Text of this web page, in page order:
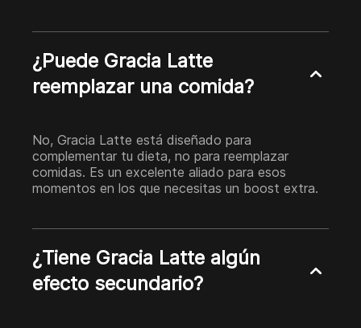
¿Puede Gracia Latte
reemplazar una comida?
No, Gracia Latte está diseñado para
complementar tu dieta, no para reemplazar
comidas. Es un excelente aliado para esos
momentos en los que necesitas un boost extra.
¿Tiene Gracia Latte algún
efecto secundario?